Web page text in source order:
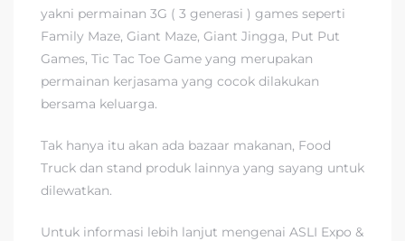
yakni permainan 3G ( 3 generasi ) games seperti
Family Maze, Giant Maze, Giant Jingga, Put Put
Games, Tic Tac Toe Game yang merupakan
permainan kerjasama yang cocok dilakukan
bersama keluarga.
Tak hanya itu akan ada bazaar makanan, Food
Truck dan stand produk lainnya yang sayang untuk
dilewatkan.
Untuk informasi lebih lanjut mengenai ASLI Expo &